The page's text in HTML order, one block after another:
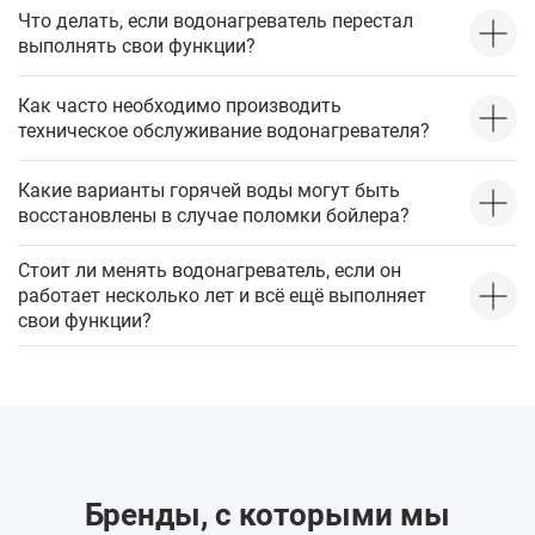
Что делать, если водонагреватель перестал
выполнять свои функции?
Как часто необходимо производить
техническое обслуживание водонагревателя?
Какие варианты горячей воды могут быть
восстановлены в случае поломки бойлера?
Стоит ли менять водонагреватель, если он
работает несколько лет и всё ещё выполняет
свои функции?
Бренды, с которыми мы